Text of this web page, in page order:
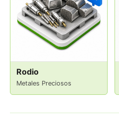
Rodio
Metales Preciosos